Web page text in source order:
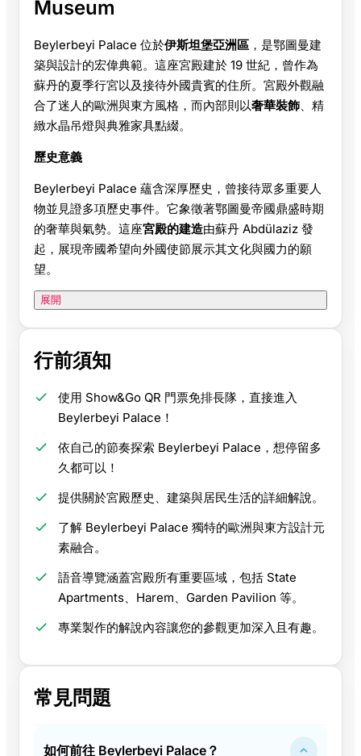
Museum
Beylerbeyi Palace 位於伊斯坦堡亞洲區 ，是鄂圖曼建
築與設計的宏偉典範。這座宮殿建於 19 世紀，曾作為
蘇丹的夏季行宮以及接待外國貴賓的住所。宮殿外觀融
合了迷人的歐洲與東方風格，而內部則以奢華裝飾、精
緻水晶吊燈與典雅家具點綴。
歷史意義
Beylerbeyi Palace 蘊含深厚歷史，曾接待眾多重要人
物並見證多項歷史事件。它象徵著鄂圖曼帝國鼎盛時期
的奢華與氣勢。這座宮殿的建造由蘇丹 Abdülaziz 發
起，展現帝國希望向外國使節展示其文化與國力的願
望。
展開
行前須知
使用 Show&Go QR 門票免排長隊，直接進入
Beylerbeyi Palace！
依自己的節奏探索 Beylerbeyi Palace，想停留多
久都可以！
提供關於宮殿歷史、建築與居民生活的詳細解說。
了解 Beylerbeyi Palace 獨特的歐洲與東方設計元
素融合。
語音導覽涵蓋宮殿所有重要區域，包括 State
Apartments、Harem、Garden Pavilion 等。
專業製作的解說內容讓您的參觀更加深入且有趣。
常見問題
如何前往 Beylerbeyi Palace？